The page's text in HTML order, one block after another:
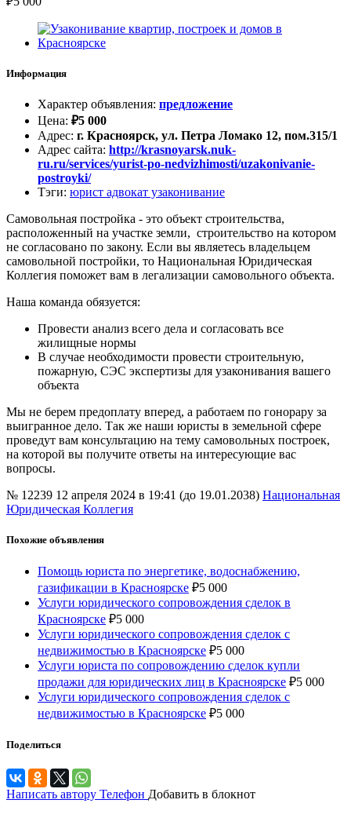
Информация
Характер объявления: предложение
Цена: ₽5 000
Адрес: г. Красноярск, ул. Петра Ломако 12, пом.315/1
Адрес сайта: http://krasnoyarsk.nuk-
ru.ru/services/yurist-po-nedvizhimosti/uzakonivanie-
postroyki/
Тэги: юрист адвокат узаконивание
Самовольная постройка - это объект строительства,
расположенный на участке земли, строительство на котором
не согласовано по закону. Если вы являетесь владельцем
самовольной постройки, то Национальная Юридическая
Коллегия поможет вам в легализации самовольного объекта.
Наша команда обязуется:
Провести анализ всего дела и согласовать все
жилищные нормы
В случае необходимости провести строительную,
пожарную, СЭС экспертизы для узаконивания вашего
объекта
Мы не берем предоплату вперед, а работаем по гонорару за
выигранное дело. Так же наши юристы в земельной сфере
проведут вам консультацию на тему самовольных построек,
на которой вы получите ответы на интересующие вас
вопросы.
№ 12239 12 апреля 2024 в 19:41 (до 19.01.2038) Национальная
Юридическая Коллегия
Похожие объявления
Помощь юриста по энергетике, водоснабжению,
газификации в Красноярске ₽5 000
Услуги юридического сопровождения сделок в
Красноярске ₽5 000
Услуги юридического сопровождения сделок с
недвижимостью в Красноярске ₽5 000
Услуги юриста по сопровождению сделок купли
продажи для юридических лиц в Красноярске ₽5 000
Услуги юридического сопровождения сделок с
недвижимостью в Красноярске ₽5 000
Поделиться
Написать автору Телефон Добавить в блокнот